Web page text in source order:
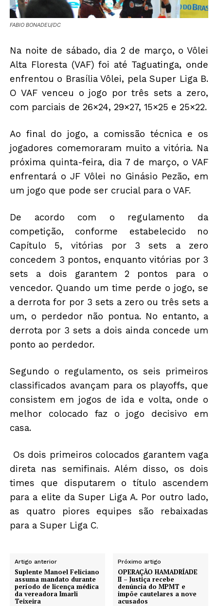
FABIO BONADEU/DC
Na noite de sábado, dia 2 de março, o Vôlei
Alta Floresta (VAF) foi até Taguatinga, onde
enfrentou o Brasília Vôlei, pela Super Liga B.
O VAF venceu o jogo por três sets a zero,
com parciais de 26×24, 29×27, 15×25 e 25×22.
Ao final do jogo, a comissão técnica e os
jogadores comemoraram muito a vitória. Na
próxima quinta-feira, dia 7 de março, o VAF
enfrentará o JF Vôlei no Ginásio Pezão, em
um jogo que pode ser crucial para o VAF.
De acordo com o regulamento da
competição, conforme estabelecido no
Capítulo 5, vitórias por 3 sets a zero
concedem 3 pontos, enquanto vitórias por 3
sets a dois garantem 2 pontos para o
vencedor. Quando um time perde o jogo, se
a derrota for por 3 sets a zero ou três sets a
um, o perdedor não pontua. No entanto, a
derrota por 3 sets a dois ainda concede um
ponto ao perdedor.
Segundo o regulamento, os seis primeiros
classificados avançam para os playoffs, que
consistem em jogos de ida e volta, onde o
melhor colocado faz o jogo decisivo em
casa.
Os dois primeiros colocados garantem vaga
direta nas semifinais. Além disso, os dois
times que disputarem o título ascendem
para a elite da Super Liga A. Por outro lado,
as quatro piores equipes são rebaixadas
para a Super Liga C.
Artigo anterior
Suplente Manoel Feliciano
assuma mandato durante
período de licença médica
da vereadora Imarli
Teixeira
Próximo artigo
OPERAÇÃO HAMADRÍADE
II – Justiça recebe
denúncia do MPMT e
impõe cautelares a nove
acusados